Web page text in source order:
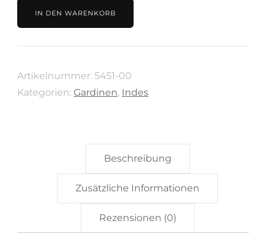
Stripe
beige
Kollektion
von
Indes
IN DEN WARENKORB
Artikelnummer: 5451-00
Kategorien: Gardinen, Indes
Beschreibung
Zusätzliche Informationen
Rezensionen (0)